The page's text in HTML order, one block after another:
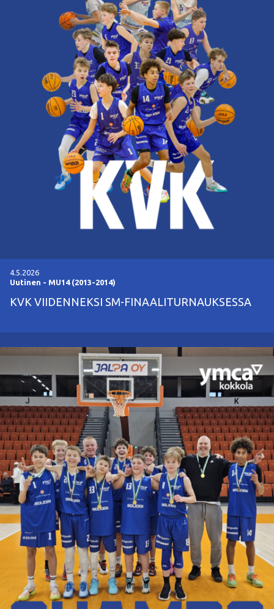
4.5.2026
Uutinen - MU14 (2013-2014)
KVK VIIDENNEKSI SM-FINAALITURNAUKSESSA